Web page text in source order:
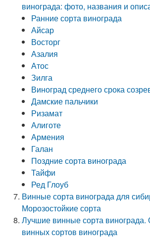
винограда: фото, названия и
Ранние сорта винограда
Айсар
Восторг
Азалия
Атос
Зилга
Виноград среднего срока
Дамские пальчики
Ризамат
Алиготе
Армения
Галан
Поздние сорта винограда
Тайфи
Ред Глоуб
Винные сорта винограда для
Морозостойкие сорта
Лучшие винные сорта винограда.
винных сортов винограда